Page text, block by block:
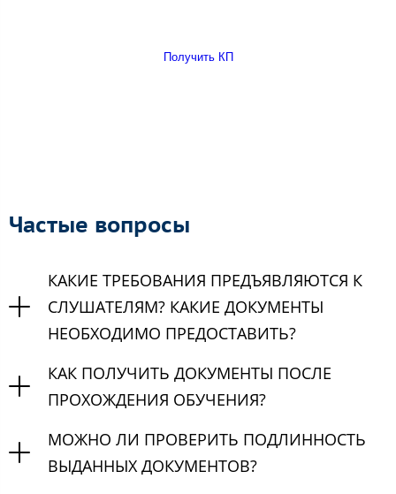
Получить КП
Частые вопросы
КАКИЕ ТРЕБОВАНИЯ ПРЕДЪЯВЛЯЮТСЯ К
СЛУШАТЕЛЯМ? КАКИЕ ДОКУМЕНТЫ
НЕОБХОДИМО ПРЕДОСТАВИТЬ?
КАК ПОЛУЧИТЬ ДОКУМЕНТЫ ПОСЛЕ
ПРОХОЖДЕНИЯ ОБУЧЕНИЯ?
МОЖНО ЛИ ПРОВЕРИТЬ ПОДЛИННОСТЬ
ВЫДАННЫХ ДОКУМЕНТОВ?